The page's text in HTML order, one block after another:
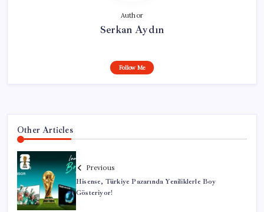
Author
Serkan Aydın
Follow Me
Other Articles
Previous
Hisense, Türkiye Pazarında Yeniliklerle Boy
Gösteriyor!